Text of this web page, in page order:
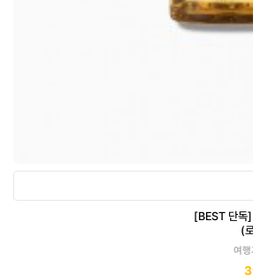
[BEST 단독
(
여